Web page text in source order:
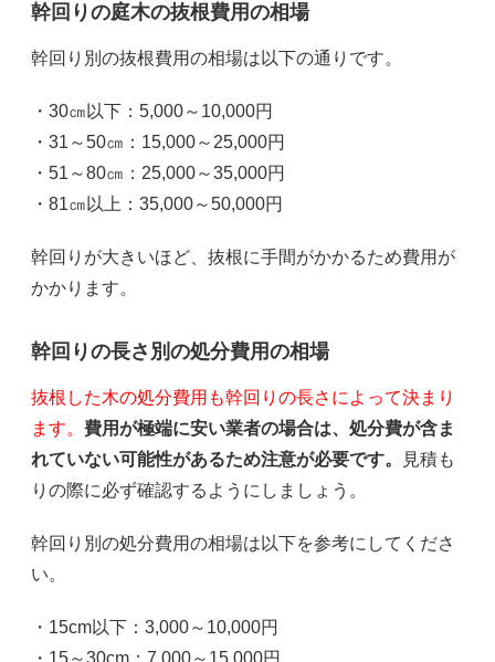
幹回りの庭木の抜根費用の相場
幹回り別の抜根費用の相場は以下の通りです。
・30㎝以下：5,000～10,000円
・31～50㎝：15,000～25,000円
・51～80㎝：25,000～35,000円
・81㎝以上：35,000～50,000円
幹回りが大きいほど、抜根に手間がかかるため費用が
かかります。
幹回りの長さ別の処分費用の相場
抜根した木の処分費用も幹回りの長さによって決まり
ます。 費用が極端に安い業者の場合は、処分費が含ま
れていない可能性があるため注意が必要です。
見積も
りの際に必ず確認するようにしましょう。
幹回り別の処分費用の相場は以下を参考にしてくださ
い。
・15cm以下：3,000～10,000円